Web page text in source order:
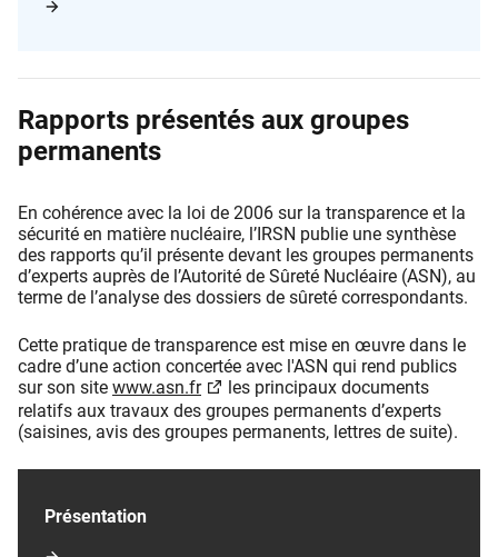
Rapports présentés aux groupes
permanents
En cohérence avec la loi de 2006 sur la transparence et la
sécurité en matière nucléaire, l’IRSN publie une synthèse
des rapports qu’il présente devant les groupes permanents
d’experts auprès de l’Autorité de Sûreté Nucléaire (ASN), au
terme de l’analyse des dossiers de sûreté correspondants.
Cette pratique de transparence est mise en œuvre dans le
cadre d’une action concertée avec l'ASN qui rend publics
sur son site www.asn.fr
les principaux documents
relatifs aux travaux des groupes permanents d’experts
(saisines, avis des groupes permanents, lettres de suite).
Présentation